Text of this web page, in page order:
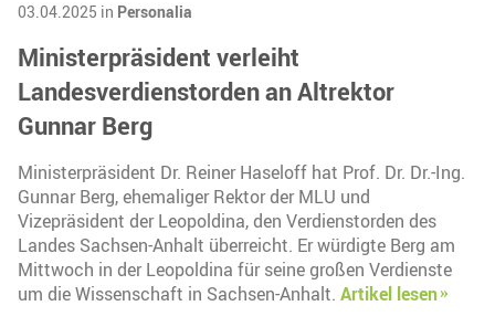
03.04.2025 in Personalia
Ministerpräsident verleiht
Landesverdienstorden an Altrektor
Gunnar Berg
Ministerpräsident Dr. Reiner Haseloff hat Prof. Dr. Dr.-Ing.
Gunnar Berg, ehemaliger Rektor der MLU und
Vizepräsident der Leopoldina, den Verdienstorden des
Landes Sachsen-Anhalt überreicht. Er würdigte Berg am
Mittwoch in der Leopoldina für seine großen Verdienste
um die Wissenschaft in Sachsen-Anhalt. Artikel lesen